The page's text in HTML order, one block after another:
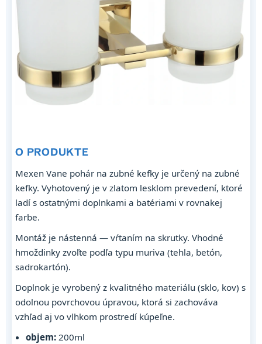
O PRODUKTE
Mexen Vane pohár na zubné kefky je určený na zubné
kefky. Vyhotovený je v zlatom lesklom prevedení, ktoré
ladí s ostatnými doplnkami a batériami v rovnakej
farbe.
Montáž je nástenná — vŕtaním na skrutky. Vhodné
hmoždinky zvoľte podľa typu muriva (tehla, betón,
sadrokartón).
Doplnok je vyrobený z kvalitného materiálu (sklo, kov) s
odolnou povrchovou úpravou, ktorá si zachováva
vzhľad aj vo vlhkom prostredí kúpeľne.
objem: 200ml